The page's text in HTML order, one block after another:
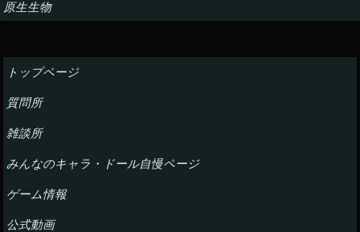
原生生物
トップページ
質問所
雑談所
みんなのキャラ・ドール自慢ページ
ゲーム情報
公式動画